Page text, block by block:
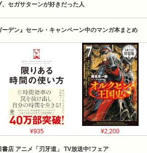
セガサターンが好きだった人
デン』セール・キャンペーン中のマンガ本まとめ
¥935 ¥2,200
店 アニメ「刃牙道」 TV放送中!フェア